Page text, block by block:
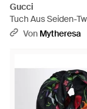
Gucci
Tuch Aus Seiden-
Mettallic
Von Mytheresa